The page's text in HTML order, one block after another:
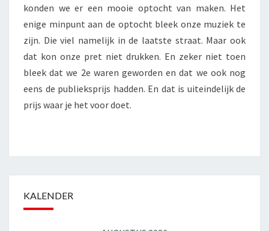
konden we er een mooie optocht van maken. Het
enige minpunt aan de optocht bleek onze muziek te
zijn. Die viel namelijk in de laatste straat. Maar ook
dat kon onze pret niet drukken. En zeker niet toen
bleek dat we 2e waren geworden en dat we ook nog
eens de publieksprijs hadden. En dat is uiteindelijk de
prijs waar je het voor doet.
KALENDER